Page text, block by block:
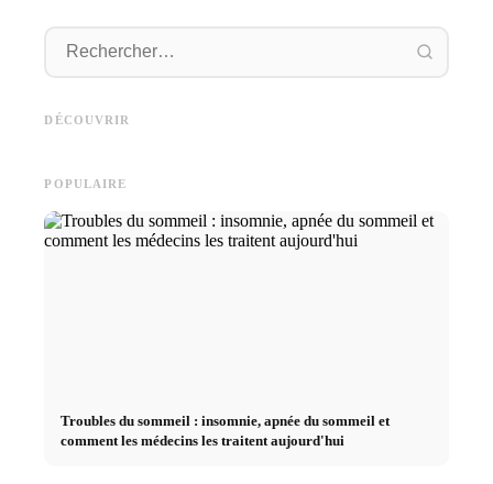
DÉCOUVRIR
sociaux : plus de ventes grâce
au marketing en ligne ciblé
POPULAIRE
Troubles du sommeil : insomnie, apnée du sommeil et
comment les médecins les traitent aujourd'hui